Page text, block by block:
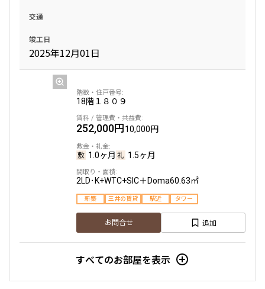
交通
竣工日
2025年12月01日
18階 １８０９
252,000円10,000円
1.0ヶ月 1.5ヶ月
2LD･K+WTC+SIC＋Doma60.63㎡
新築 三井の賃貸 駅近 タワー
お問合せ 追加
すべてのお部屋を表示